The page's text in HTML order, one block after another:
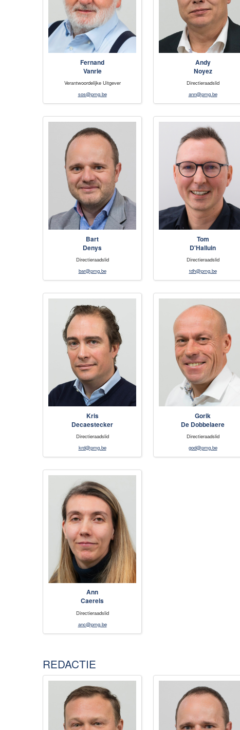
Fernand
Vanrie
Verantwoordelijke Uitgever
sos@pmg.be
Andy
Noyez
Directieraadslid
ann@pmg.be
Bart
Denys
Directieraadslid
bar@pmg.be
Tom
D'Halluin
Directieraadslid
tdh@pmg.be
Kris
Decaestecker
Directieraadslid
krd@pmg.be
Gorik
De Dobbelaere
Directieraadslid
god@pmg.be
Ann
Caerels
Directieraadslid
anc@pmg.be
REDACTIE